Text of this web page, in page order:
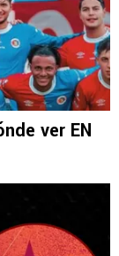
ver EN